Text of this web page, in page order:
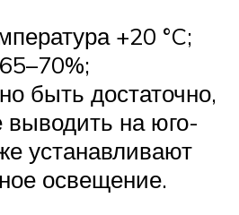
+20 °C;
быть достаточно,
выводить на юго-
устанавливают
освещение.